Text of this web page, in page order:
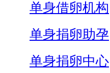
单身借卵机构
单身捐卵助孕
单身捐卵中心